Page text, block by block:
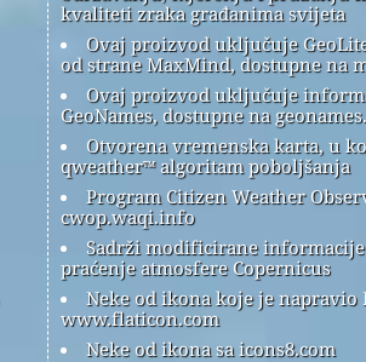
kvaliteti zraka građanima svijeta
Ovaj proizvod uključuje
od strane MaxMind, dostupne na
Ovaj proizvod uključuje
GeoNames, dostupne na
Otvorena vremenska karta, u
qweather™ algoritam poboljšanja
Program Citizen Weather
cwop.waqi.info
Sadrži modificirane
praćenje atmosfere Copernicus
Neke od ikona koje je napravio
www.flaticon.com
Neke od ikona sa icons8.com